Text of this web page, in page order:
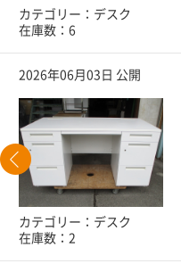
カテゴリー：デスク
在庫数：6
2026年06月03日 公開
カテゴリー：デスク
在庫数：2